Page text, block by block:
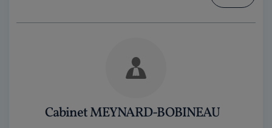
Cabinet MEYNARD-BOBINEAU